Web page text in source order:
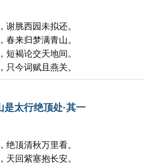
谢脁西园未拟还。
春来归梦满青山。
短褐论交天地间。
只今词赋且燕关。
是太行绝顶处·其一
绝顶清秋万里看。
天回紫塞抱长安。